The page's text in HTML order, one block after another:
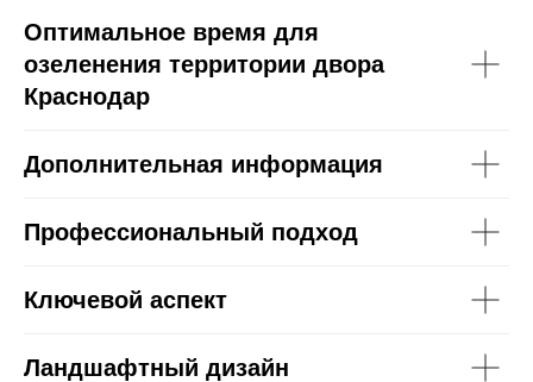
Оптимальное время для
озеленения территории двора
Краснодар
Дополнительная информация
Профессиональный подход
Ключевой аспект
Ландшафтный дизайн